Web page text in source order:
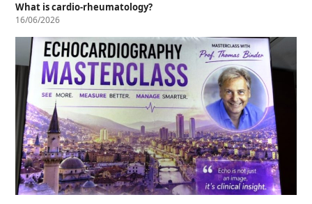
What is cardio-rheumatology?
16/06/2026